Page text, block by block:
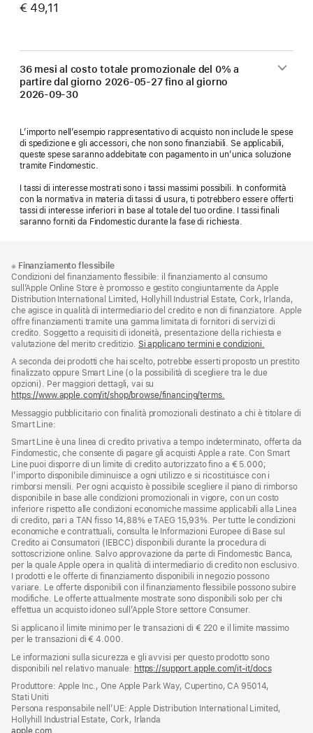
€ 49,11
36 mesi al costo totale promozionale del 0% a
partire dal giorno 2026-05-27fino al giorno
2026-09-30
L’importo nell’esempio rappresentativo di acquisto non include le spese
di spedizione e gli accessori, che non sono finanziabili. Se applicabili,
queste spese saranno addebitate con pagamento in un’unica soluzione
tramite Findomestic.
I tassi di interesse mostrati sono i tassi massimi possibili. In conformità
con la normativa in materia di tassi di usura, ti potrebbero essere offerti
tassi di interesse inferiori in base al totale del tuo ordine. I tassi finali
saranno forniti da Findomestic durante la fase di richiesta.
di
pagina
a
piè
di
pagina
※ Finanziamento flessibile
Condizioni del finanziamento flessibile: il finanziamento al consumo
sull’Apple Online Store è promosso e gestito congiuntamente da Apple
Distribution International Limited, Hollyhill Industrial Estate, Cork, Irlanda,
che agisce in qualità di intermediario del credito e non di finanziatore. Apple
offre finanziamenti tramite una gamma limitata di fornitori di servizi di
credito. Soggetto a requisiti di idoneità, presentazione della richiesta e
valutazione del merito creditizio. Si applicano termini e condizioni.
A seconda dei prodotti che hai scelto, potrebbe esserti proposto un prestito
finalizzato oppure Smart Line (o la possibilità di scegliere tra le due
opzioni). Per maggiori dettagli, vai su
https://www.apple.com/it/shop/browse/financing/terms.
Messaggio pubblicitario con finalità promozionali destinato a chi è titolare di
Smart Line:
Smart Line è una linea di credito privativa a tempo indeterminato, offerta da
Findomestic, che consente di pagare gli acquisti Apple a rate. Con Smart
Line puoi disporre di un limite di credito autorizzato fino a € 5.000;
l’importo disponibile diminuisce a ogni utilizzo e si ricostituisce con i
rimborsi mensili. Per ogni acquisto è possibile scegliere il piano di rimborso
disponibile in base alle condizioni promozionali in vigore, con un costo
inferiore rispetto alle condizioni economiche massime applicabili alla Linea
di credito, pari a TAN fisso 14,88% e TAEG 15,93%. Per tutte le condizioni
economiche e contrattuali, consulta le Informazioni Europee di Base sul
Credito ai Consumatori (IEBCC) disponibili durante la procedura di
sottoscrizione online. Salvo approvazione da parte di Findomestic Banca,
per la quale Apple opera in qualità di intermediario di credito non esclusivo.
I prodotti e le offerte di finanziamento disponibili in negozio possono
variare. Le offerte disponibili con il finanziamento flessibile possono subire
modifiche. Le offerte attualmente mostrate sono disponibili solo per chi
effettua un acquisto idoneo sull’Apple Store settore Consumer.
Si applicano il limite minimo per le transazioni di € 220 e il limite massimo
per le transazioni di € 4.000.
Le informazioni sulla sicurezza e gli avvisi per questo prodotto sono
disponibili nel relativo manuale: https://support.apple.com/it-it/docs(si
finestra)
Produttore: Apple Inc., One Apple Park Way, Cupertino, CA 95014,
Stati Uniti
Persona responsabile nell’UE: Apple Distribution International Limited,
Hollyhill Industrial Estate, Cork, Irlanda
apple.com(si